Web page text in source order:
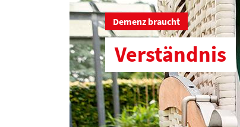
Demenz braucht
Verständnis